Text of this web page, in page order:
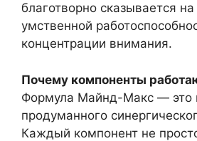
благотворно сказывается
умственной
концентрации внимания.
Почему компоненты
Формула Майнд-Макс — это
продуманного
Каждый компонент не